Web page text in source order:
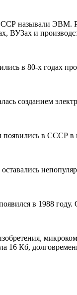
называли ЭВМ.
ВУЗах и
в 80-х годах
созданием
в СССР в
в 1988
16 Кб,